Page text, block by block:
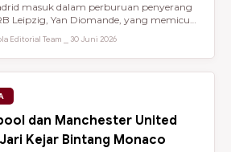
masuk dalam perburuan penyerang
Leipzig, Yan Diomande, yang memicu
Editorial Team ⎯ 30 Juni 2026
dan Manchester United
Kejar Bintang Monaco